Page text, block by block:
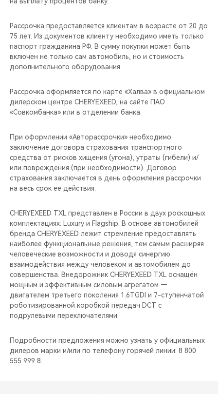
CHERY REMOTE
CHERY И СПОРТ
НАШИ МЕРОПРИЯТИЯ
CHERY ДЛЯ ДЕТЕЙ
Рассрочка предоставляется клиентам в возрасте от 20 до
75 лет. Из документов клиенту необходимо иметь только
паспорт гражданина РФ. В сумму покупки может быть
включен не только сам автомобиль, но и стоимость
дополнительного оборудования.
Рассрочка оформляется по карте «Халва» в официальном
дилерском центре CHERYEXEED, на сайте ПАО
«Совкомбанка» или в отделении банка.
При оформлении «Авторассрочки» необходимо
заключение договора страхования транспортного
средства от рисков хищения (угона), утраты (гибели) и/
или повреждения (при необходимости). Договор
страхования заключается в день оформления рассрочки
на весь срок ее действия.
CHERYEXEED TXL представлен в России в двух роскошных
комплектациях: Luxury и Flagship. В основе автомобилей
бренда CHERYEXEED лежит стремление предоставлять
наиболее функциональные решения, тем самым расширяя
человеческие возможности и доводя синергию
взаимодействия между человеком и автомобилем до
совершенства. Внедорожник CHERYEXEED TXL оснащён
мощным и эффективным силовым агрегатом —
двигателем третьего поколения 1.6TGDI и 7-ступенчатой
роботизированной коробкой передач DCT с
подрулевыми переключателями.
Подробности предложения можно узнать у официальных
дилеров марки и/или по телефону горячей линии: 8 800
555 999 8.